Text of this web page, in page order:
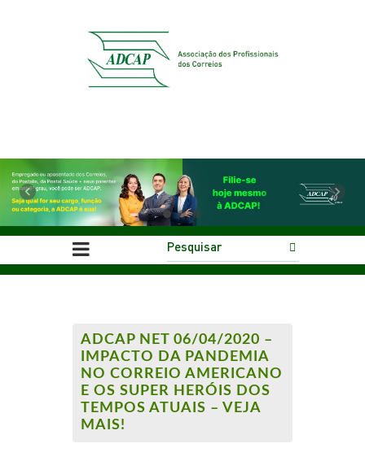
Previous Next
ADCAP NET 06/04/2020 –
IMPACTO DA PANDEMIA
NO CORREIO AMERICANO
E OS SUPER HERÓIS DOS
TEMPOS ATUAIS – VEJA
MAIS!